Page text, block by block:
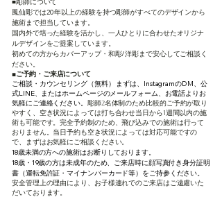
鳳仙彫では20年以上の経験を持つ彫師がすべてのデザインから
施術まで担当しています。
国内外で培った経験を活かし、一人ひとりに合わせたオリジナ
ルデザインをご提案しています。
初めての方からカバーアップ・和彫/洋彫まで安心してご相談く
ださい。
◼️ご予約・ご来店について
ご相談・カウンセリング（無料） まずは、InstagramのDM、公
式LINE、またはホームページのメールフォーム、お電話よりお
気軽にご連絡ください。
彫師2名体制のため比較的ご予約が取り
やすく、空き状況によっては打ち合わせ当日から1週間以内の施
術も可能です。完全予約制のため、飛び込みでの施術は行って
おりません。 当日予約も空き状況によっては対応可能ですの
で、まずはお気軽にご相談ください。
18歳未満の方への施術はお断りしております。
18歳・19歳の方は未成年のため、ご来店時に顔写真付き身分証明
書（運転免許証・マイナンバーカード等）をご持参ください。
安全管理上の理由により、お子様連れでのご来店はご遠慮いた
だいております。